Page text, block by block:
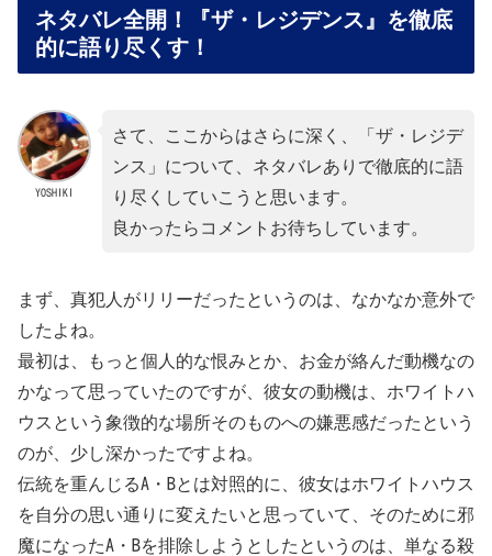
ネタバレ全開！『ザ・レジデンス』を徹底
的に語り尽くす！
YOSHIKI
さて、ここからはさらに深く、「ザ・レジデ
ンス」について、ネタバレありで徹底的に語
り尽くしていこうと思います。
良かったらコメントお待ちしています。
まず、真犯人がリリーだったというのは、なかなか意外で
したよね。
最初は、もっと個人的な恨みとか、お金が絡んだ動機なの
かなって思っていたのですが、彼女の動機は、ホワイトハ
ウスという象徴的な場所そのものへの嫌悪感だったという
のが、少し深かったですよね。
伝統を重んじるA・Bとは対照的に、彼女はホワイトハウス
を自分の思い通りに変えたいと思っていて、そのために邪
魔になったA・Bを排除しようとしたというのは、単なる殺